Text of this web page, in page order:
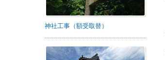
神社工事（額受取替）